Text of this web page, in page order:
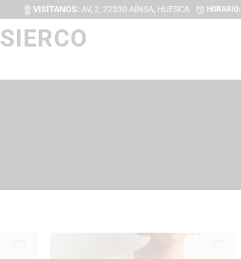
VISÍTANOS: AV, 2, 22330 AÍNSA, HUESCA HORARIO:
SIERCO